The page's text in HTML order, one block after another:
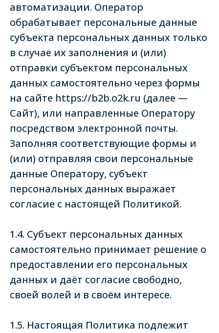
автоматизации. Оператор
обрабатывает персональные данные
субъекта персональных данных только
в случае их заполнения и (или)
отправки субъектом персональных
данных самостоятельно через формы
на сайте https://b2b.o2k.ru (далее —
Сайт), или направленные Оператору
посредством электронной почты.
Заполняя соответствующие формы и
(или) отправляя свои персональные
данные Оператору, субъект
персональных данных выражает
согласие с настоящей Политикой.
1.4. Субъект персональных данных
самостоятельно принимает решение о
предоставлении его персональных
данных и даёт согласие свободно,
своей волей и в своём интересе.
1.5. Настоящая Политика подлежит